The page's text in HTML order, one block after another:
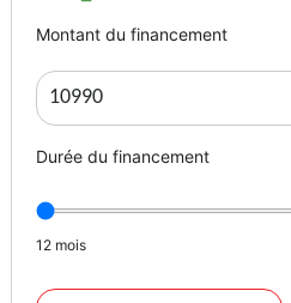
Montant du financement
Durée du financement
12 mois